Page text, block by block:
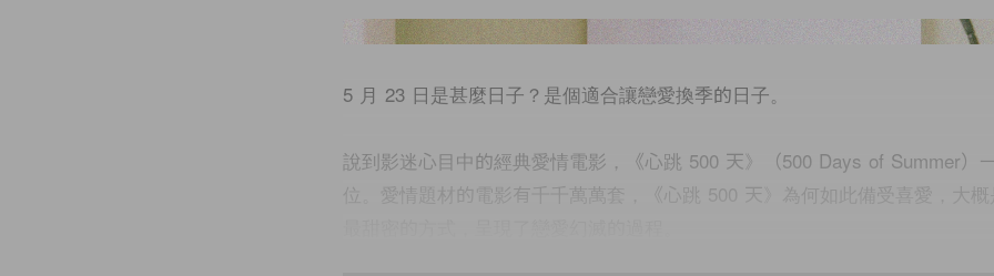
Original Images from《500 Days of Summer》／
5 月 23 日是甚麼日子？是個適合讓戀愛換季的日子。
說到影迷心目中的經典愛情電影，《心跳 500 天》（500 Days of Summer）
位。愛情題材的電影有千千萬萬套，《心跳 500 天》為何如此備受喜愛，大概